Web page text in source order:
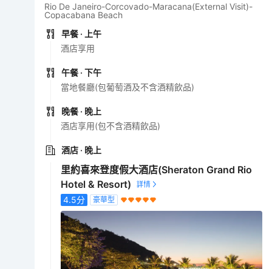
Rio De Janeiro-Corcovado-Maracana(External Visit)-
Copacabana Beach
早餐 · 上午
酒店享用
午餐 · 下午
當地餐廳(包葡萄酒及不含酒精飲品)
晚餐 · 晚上
酒店享用(包不含酒精飲品)
酒店 · 晚上
里約喜來登度假大酒店(Sheraton Grand Rio
Hotel & Resort)
4.5分 豪華型